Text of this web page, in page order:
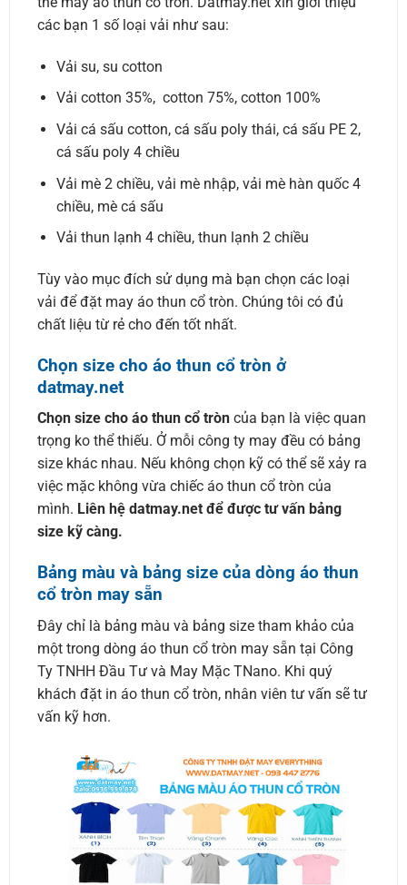
các bạn 1 số loại vải như sau:
Vải su, su cotton
Vải cotton 35%, cotton 75%, cotton 100%
Vải cá sấu cotton, cá sấu poly thái, cá sấu PE 2,
cá sấu poly 4 chiều
Vải mè 2 chiều, vải mè nhập, vải mè hàn quốc 4
chiều, mè cá sấu
Vải thun lạnh 4 chiều, thun lạnh 2 chiều
Tùy vào mục đích sử dụng mà bạn chọn các loại
vải để đặt may áo thun cổ tròn. Chúng tôi có đủ
chất liệu từ rẻ cho đến tốt nhất.
Chọn size cho áo thun cổ tròn ở
datmay.net
Chọn size cho áo thun cổ tròn của bạn là việc quan
trọng ko thể thiếu. Ở mỗi công ty may đều có bảng
size khác nhau. Nếu không chọn kỹ có thể sẽ xảy ra
việc mặc không vừa chiếc áo thun cổ tròn của
mình. Liên hệ datmay.net để được tư vấn bảng
size kỹ càng.
Bảng màu và bảng size của dòng áo thun
cổ tròn may sẵn
Đây chỉ là bảng màu và bảng size tham khảo của
một trong dòng áo thun cổ tròn may sẵn tại Công
Ty TNHH Đầu Tư và May Mặc TNano. Khi quý
khách đặt in áo thun cổ tròn, nhân viên tư vấn sẽ tư
vấn kỹ hơn.